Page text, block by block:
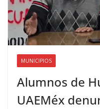
MUNICIPIOS
Alumnos de
UAEMéx